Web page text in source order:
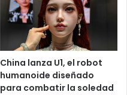
China lanza U1, el robot
humanoide diseñado
para combatir la soledad